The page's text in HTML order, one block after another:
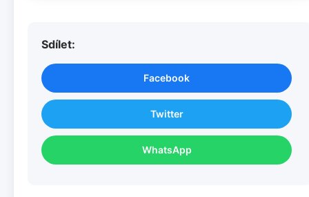
Sdílet:
Facebook
Twitter
WhatsApp